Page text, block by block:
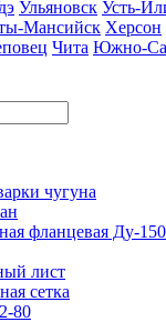
Ульяновск Усть-
Мансийск Херсон
Чита Южно-
чугуна
фланцевая Ду-150
лист
сетка
80